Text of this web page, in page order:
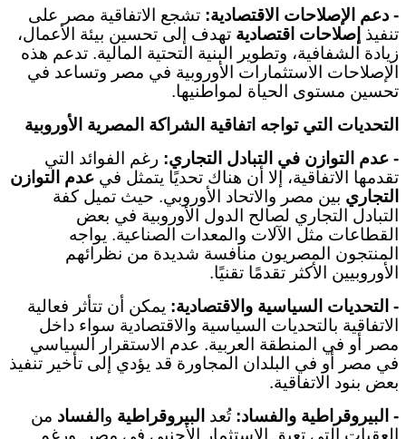
- دعم الإصلاحات الاقتصادية: تشجع الاتفاقية مصر على
تنفيذ إصلاحات اقتصادية تهدف إلى تحسين بيئة الأعمال،
زيادة الشفافية، وتطوير البنية التحتية المالية. تدعم هذه
الإصلاحات الاستثمارات الأوروبية في مصر وتساعد في
تحسين مستوى الحياة لمواطنيها.
التحديات التي تواجه اتفاقية الشراكة المصرية الأوروبية
- عدم التوازن في التبادل التجاري: رغم الفوائد التي
تقدمها الاتفاقية، إلا أن هناك تحديًا يتمثل في عدم التوازن
التجاري بين مصر والاتحاد الأوروبي. حيث تميل كفة
التبادل التجاري لصالح الدول الأوروبية في بعض
القطاعات مثل الآلات والمعدات الصناعية. يواجه
المنتجون المصريون منافسة شديدة من نظرائهم
الأوروبيين الأكثر تقدمًا تقنيًا.
- التحديات السياسية والاقتصادية: يمكن أن تتأثر فعالية
الاتفاقية بالتحديات السياسية والاقتصادية سواء داخل
مصر أو في المنطقة العربية. عدم الاستقرار السياسي
في مصر أو في البلدان المجاورة قد يؤدي إلى تأخير تنفيذ
بعض بنود الاتفاقية.
- البيروقراطية والفساد: تُعد البيروقراطية و الفساد من
العقبات التي تعيق الاستثمار الأجنبي في مصر. ورغم